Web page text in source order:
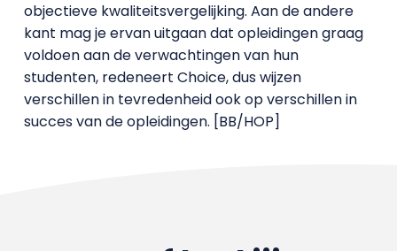
objectieve kwaliteitsvergelijking. Aan de andere
kant mag je ervan uitgaan dat opleidingen graag
voldoen aan de verwachtingen van hun
studenten, redeneert Choice, dus wijzen
verschillen in tevredenheid ook op verschillen in
succes van de opleidingen. [BB/HOP]